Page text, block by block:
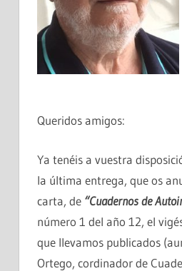
Queridos amigos:
Ya tenéis a vuestra
la última entrega, que os
carta, de “Cuadernos de
número 1 del año 12, el
que llevamos publicados
Ortego, cordinador de